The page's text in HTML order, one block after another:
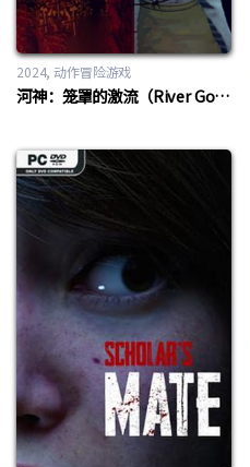
2024 动作冒险游戏
河神：笼罩的激流（River God: Enshrouded Current）